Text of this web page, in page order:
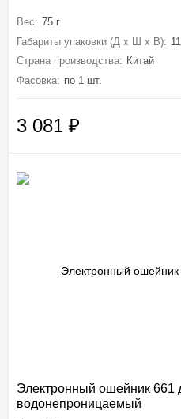
Вес: 75 г
Габариты упаковки (Д х Ш х В):
Страна производства: Китай
Фасовка: по 1 шт.
3 081 ₽
Электронный ошейник 661
водонепроницаемый